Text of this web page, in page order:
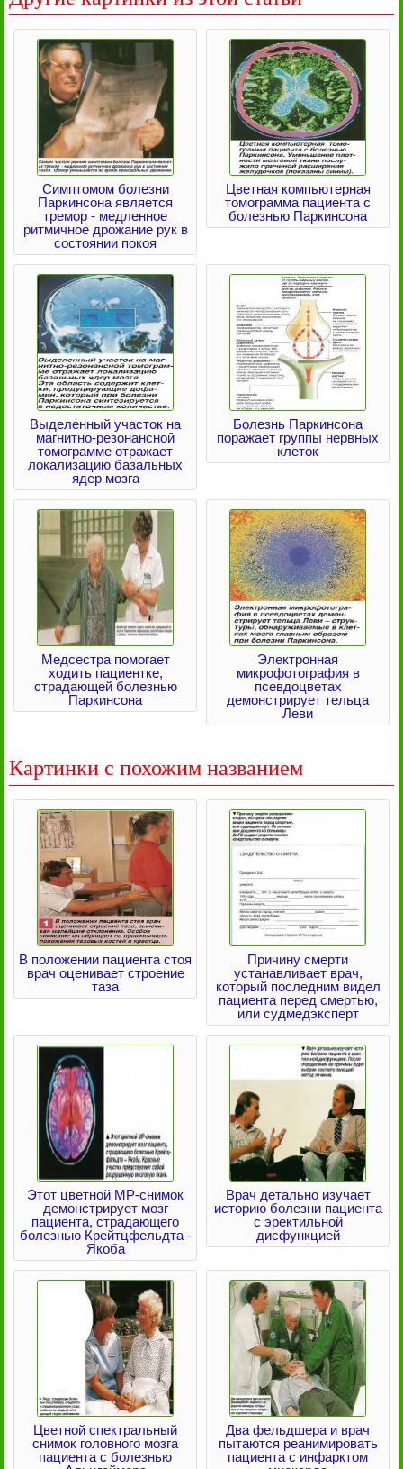
Симптомом болезни
Паркинсона является
тремор - медленное
ритмичное дрожание рук в
состоянии покоя
Цветная компьютерная
томограмма пациента с
болезнью Паркинсона
Выделенный участок на
магнитно-резонансной
томограмме отражает
локализацию базальных
ядер мозга
Болезнь Паркинсона
поражает группы нервных
клеток
Медсестра помогает
ходить пациентке,
страдающей болезнью
Паркинсона
Электронная
микрофотография в
псевдоцветах
демонстрирует тельца
Леви
Картинки с похожим названием
В положении пациента стоя
врач оценивает строение
таза
Причину смерти
устанавливает врач,
который последним видел
пациента перед смертью,
или судмедэксперт
Этот цветной МР-снимок
демонстрирует мозг
пациента, страдающего
болезнью Крейтцфельдта -
Якоба
Врач детально изучает
историю болезни пациента
с эректильной
дисфункцией
Цветной спектральный
снимок головного мозга
пациента с болезнью
Два фельдшера и врач
пытаются реанимировать
пациента с инфарктом